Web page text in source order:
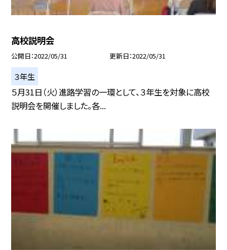
高校説明会
公開日 2022/05/31 更新日 2022/05/31
３年生
５月31日（火）進路学習の一環として、３年生を対象に高校
説明会を開催しました。各...